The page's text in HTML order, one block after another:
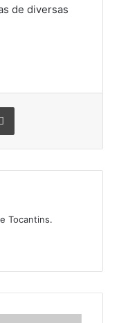
de diversas
Tocantins.